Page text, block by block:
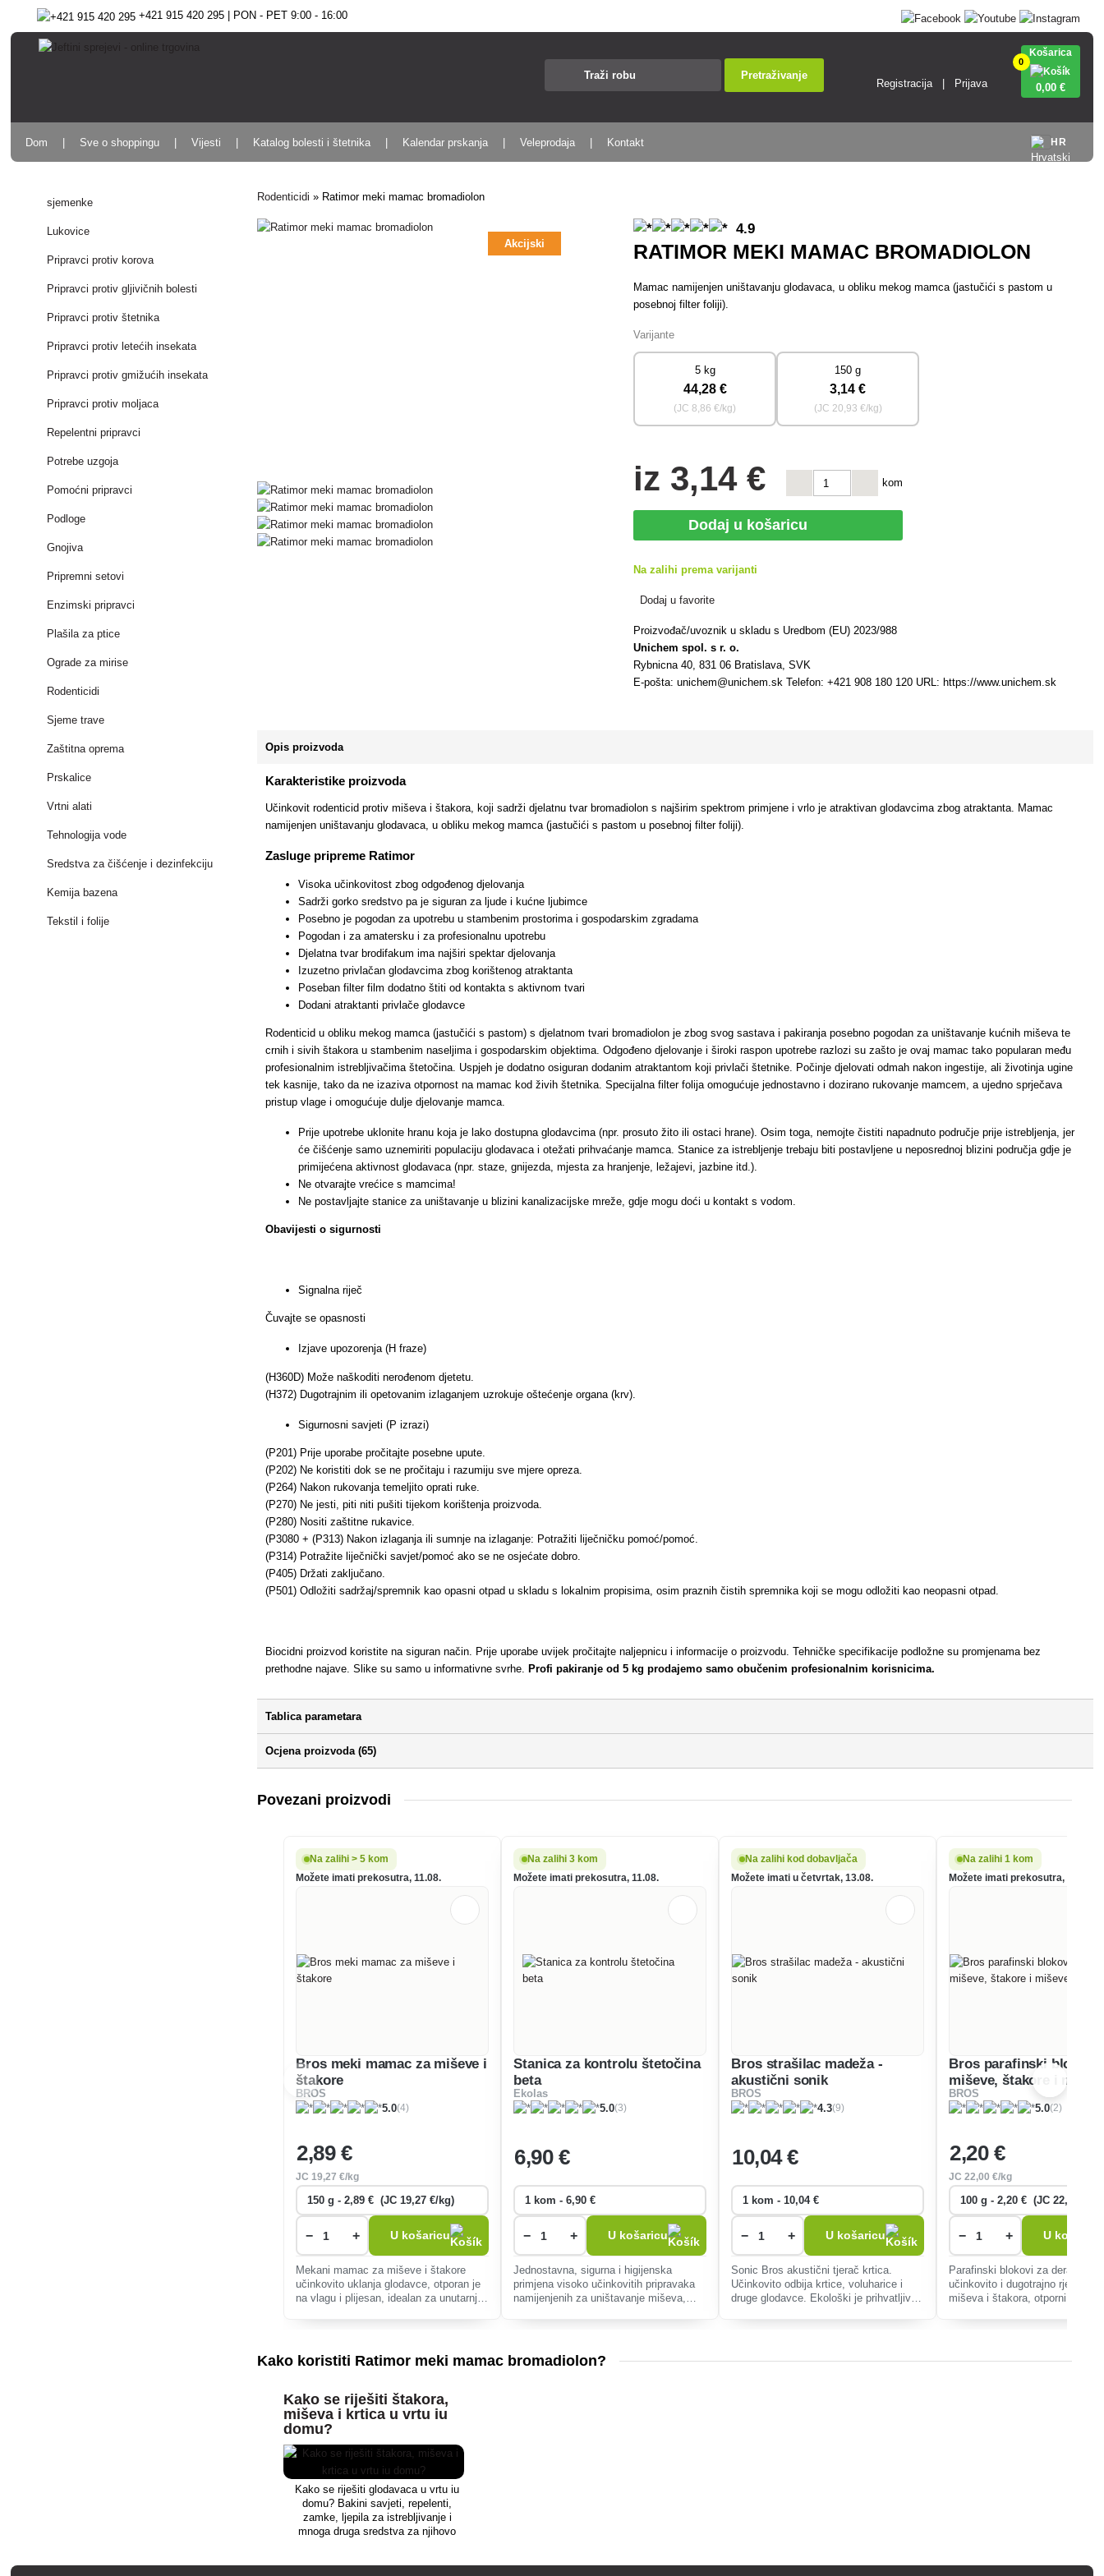
+421 915 420 295 | PON - PET 9:00 - 16:00
Pretraživanje
Registracija Prijava
0
Košarica
0,00 €
HR
Dom Sve o shoppingu Vijesti Katalog bolesti i štetnika Kalendar prskanja Veleprodaja Kontakt
sjemenke
Lukovice
Pripravci protiv korova
Pripravci protiv gljivičnih bolesti
Pripravci protiv štetnika
Pripravci protiv letećih insekata
Pripravci protiv gmižućih insekata
Pripravci protiv moljaca
Repelentni pripravci
Potrebe uzgoja
Pomoćni pripravci
Podloge
Gnojiva
Pripremni setovi
Enzimski pripravci
Plašila za ptice
Ograde za mirise
Rodenticidi
Sjeme trave
Zaštitna oprema
Prskalice
Vrtni alati
Tehnologija vode
Sredstva za čišćenje i dezinfekciju
Kemija bazena
Tekstil i folije
Rodenticidi » Ratimor meki mamac bromadiolon
Akcijski
4.9
RATIMOR MEKI MAMAC BROMADIOLON
Mamac namijenjen uništavanju glodavaca, u obliku mekog mamca (jastučići s pastom u
posebnoj filter foliji).
Varijante
5 kg
44,28 €
(JC8,86 €/kg)
150 g
3,14 €
(JC 20,93 €/kg)
iz 3,14 € kom
Dodaj u košaricu
Na zalihi prema varijanti
Dodaj u favorite
Proizvođač/uvoznik u skladu s Uredbom (EU) 2023/988
Unichem spol. s r. o.
Rybnicna 40, 831 06 Bratislava, SVK
E-pošta: unichem@unichem.sk Telefon: +421 908 180 120 URL: https://www.unichem.sk
Opis proizvoda
Karakteristike proizvoda
Učinkovit rodenticid protiv miševa i štakora, koji sadrži djelatnu tvar bromadiolon s najširim spektrom primjene i vrlo je atraktivan glodavcima zbog atraktanta. Mamac
namijenjen uništavanju glodavaca, u obliku mekog mamca (jastučići s pastom u posebnoj filter foliji).
Zasluge pripreme Ratimor
Visoka učinkovitost zbog odgođenog djelovanja
Sadrži gorko sredstvo pa je siguran za ljude i kućne ljubimce
Posebno je pogodan za upotrebu u stambenim prostorima i gospodarskim zgradama
Pogodan i za amatersku i za profesionalnu upotrebu
Djelatna tvar brodifakum ima najširi spektar djelovanja
Izuzetno privlačan glodavcima zbog korištenog atraktanta
Poseban filter film dodatno štiti od kontakta s aktivnom tvari
Dodani atraktanti privlače glodavce
Rodenticid u obliku mekog mamca (jastučići s pastom) s djelatnom tvari bromadiolon je zbog svog sastava i pakiranja posebno pogodan za uništavanje kućnih miševa te
crnih i sivih štakora u stambenim naseljima i gospodarskim objektima. Odgođeno djelovanje i široki raspon upotrebe razlozi su zašto je ovaj mamac tako popularan među
profesionalnim istrebljivačima štetočina. Uspjeh je dodatno osiguran dodanim atraktantom koji privlači štetnike. Počinje djelovati odmah nakon ingestije, ali životinja ugine
tek kasnije, tako da ne izaziva otpornost na mamac kod živih štetnika. Specijalna filter folija omogućuje jednostavno i dozirano rukovanje mamcem, a ujedno sprječava
pristup vlage i omogućuje dulje djelovanje mamca.
Prije upotrebe uklonite hranu koja je lako dostupna glodavcima (npr. prosuto žito ili ostaci hrane). Osim toga, nemojte čistiti napadnuto područje prije istrebljenja, jer
će čišćenje samo uznemiriti populaciju glodavaca i otežati prihvaćanje mamca. Stanice za istrebljenje trebaju biti postavljene u neposrednoj blizini područja gdje je
primijećena aktivnost glodavaca (npr. staze, gnijezda, mjesta za hranjenje, ležajevi, jazbine itd.).
Ne otvarajte vrećice s mamcima!
Ne postavljajte stanice za uništavanje u blizini kanalizacijske mreže, gdje mogu doći u kontakt s vodom.
Obavijesti o sigurnosti
Signalna riječ
Čuvajte se opasnosti
Izjave upozorenja (H fraze)
(H360D) Može naškoditi nerođenom djetetu.
(H372) Dugotrajnim ili opetovanim izlaganjem uzrokuje oštećenje organa (krv).
Sigurnosni savjeti (P izrazi)
(P201) Prije uporabe pročitajte posebne upute.
(P202) Ne koristiti dok se ne pročitaju i razumiju sve mjere opreza.
(P264) Nakon rukovanja temeljito oprati ruke.
(P270) Ne jesti, piti niti pušiti tijekom korištenja proizvoda.
(P280) Nositi zaštitne rukavice.
(P3080 + (P313) Nakon izlaganja ili sumnje na izlaganje: Potražiti liječničku pomoć/pomoć.
(P314) Potražite liječnički savjet/pomoć ako se ne osjećate dobro.
(P405) Držati zaključano.
(P501) Odložiti sadržaj/spremnik kao opasni otpad u skladu s lokalnim propisima, osim praznih čistih spremnika koji se mogu odložiti kao neopasni otpad.
Biocidni proizvod koristite na siguran način. Prije uporabe uvijek pročitajte naljepnicu i informacije o proizvodu. Tehničke specifikacije podložne su promjenama bez
prethodne najave. Slike su samo u informativne svrhe.
Profi pakiranje od 5 kg prodajemo samo obučenim profesionalnim korisnicima.
Tablica parametara
Ocjena proizvoda (65)
Povezani proizvodi
Na zalihi > 5 kom
Možete imati prekosutra, 11.08.
Bros meki mamac za miševe i
štakore
BROS
5.0(4)
2,89 €
JC19,27 €/kg
− + U košaricu
Mekani mamac za miševe i štakore
učinkovito uklanja glodavce, otporan je
na vlagu i plijesan, idealan za unutarnje i
Na zalihi 3 kom
Možete imati prekosutra, 11.08.
Stanica za kontrolu štetočina
beta
Ekolas
5.0(3)
6,90 €
− + U košaricu
Jednostavna, sigurna i higijenska
primjena visoko učinkovitih pripravaka
namijenjenih za uništavanje miševa,
Na zalihi kod dobavljača
Možete imati u četvrtak, 13.08.
Bros strašilac madeža -
akustični sonik
BROS
4.3(9)
10,04 €
− + U košaricu
Sonic Bros akustični tjerač krtica.
Učinkovito odbija krtice, voluharice i
druge glodavce. Ekološki je prihvatljiv
Na zalihi 1 kom
Možete imati prekosutra, 11.08.
Bros parafinski blokovi
miševe, štakore i
BROS
5.0(2)
2,20 €
JC22,00 €/kg
− + U košaricu
Parafinski blokovi za
učinkovito i dugotrajno rješenje
miševa i štakora, otporni na
Kako koristiti Ratimor meki mamac bromadiolon?
Kako se riješiti štakora,
miševa i krtica u vrtu iu
domu?
Kako se riješiti glodavaca u vrtu iu
domu? Bakini savjeti, repelenti,
zamke, ljepila za istrebljivanje i
mnoga druga sredstva za njihovo